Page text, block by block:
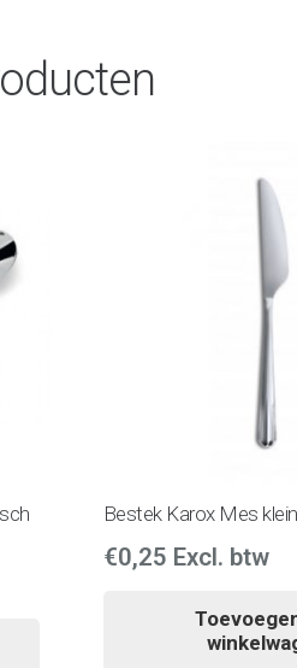
Bestek Karox Mes
€0,25 Excl. btw